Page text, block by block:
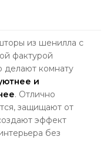
из шенилла с
фактурой
делают комнату
и
. Отлично
защищают от
эффект
без